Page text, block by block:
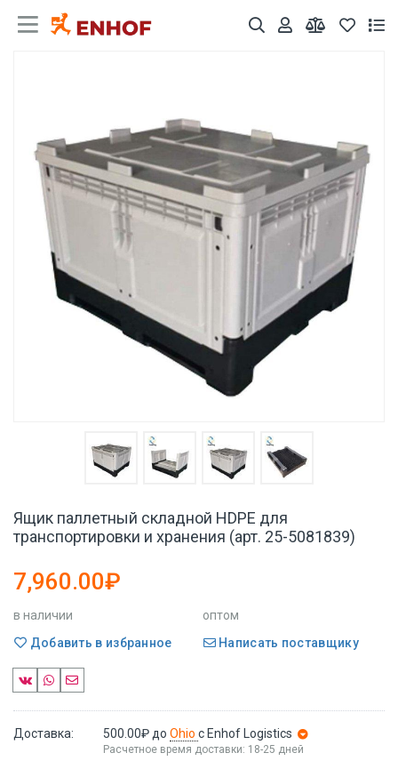
Ящик паллетный складной HDPE для
транспортировки и хранения (арт. 25-5081839)
7,960.00₽
в наличии
оптом
Добавить в избранное
Написать поставщику
Доставка: 500.00₽ до Ohio с Enhof Logistics
Расчетное время доставки: 18-25 дней